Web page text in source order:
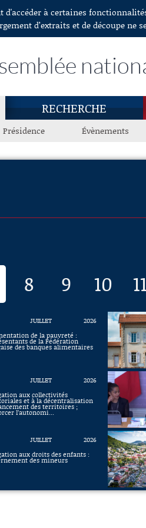
à certaines
d’extraits et de découpe ne
RECHERCHE
Présidence Évènements
8 9 10 11
JUILLET
2026
de la pauvreté :
de la Fédération
des banques alimentaires
JUILLET
2026
aux collectivités
et à la décentralisation
des territoires ;
l’autonomi...
JUILLET
2026
aux droits des enfants :
des mineurs